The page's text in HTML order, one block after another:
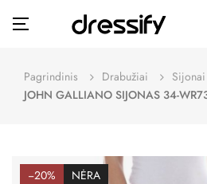
Toggle
navigation
☰
Pagrindinis Drabužiai
Sijonai
JOHN GALLIANO SIJONAS 34-
−20% NĖRA